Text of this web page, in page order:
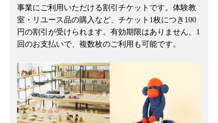
事業にご利用いただける割引チケットです。体験教
室・リユース品の購入など、チケット1枚につき100
円の割引が受けられます。有効期限はありません。1
回のお支払いで、複数枚のご利用も可能です。